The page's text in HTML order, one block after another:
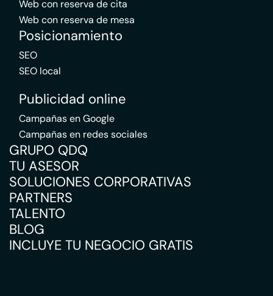
Web con reserva de cita
Web con reserva de mesa
Posicionamiento
SEO
SEO local
Publicidad online
Campañas en Google
Campañas en redes sociales
GRUPO QDQ
TU ASESOR
SOLUCIONES CORPORATIVAS
PARTNERS
TALENTO
BLOG
INCLUYE TU NEGOCIO GRATIS